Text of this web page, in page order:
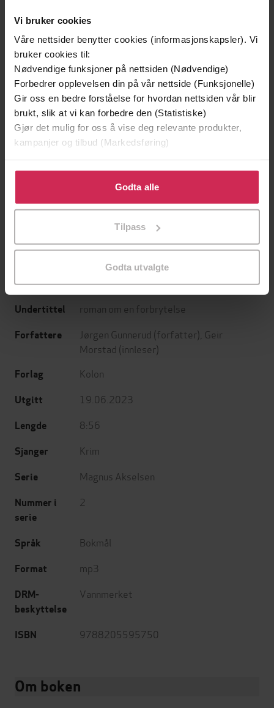
Vi bruker cookies
Våre nettsider benytter cookies (informasjonskapsler). Vi
bruker cookies til:
Nødvendige funksjoner på nettsiden (Nødvendige)
Forbedrer opplevelsen din på vår nettside (Funksjonelle)
Gir oss en bedre forståelse for hvordan nettsiden vår blir
brukt, slik at vi kan forbedre den (Statistiske)
Gjør det mulig for oss å vise deg relevante produkter,
kampanjer og tilbud (Markedsføring)
Klikk på «Godta alle» for å gi oss ditt samtykke til å
bruke cookies for alle disse formålene. Du kan også
tilpasse ditt samtykke til spesifikke formål ved å klikke
Godta alle
Tilpass
Godta utvalgte
Minnesota
LYDBOK
Døde sjeler synger ikke
LYDBOK
Undertittel roman om en forbrytelse
Forfattere Jørgen Gunnerud (forfatter), Geir
Morstad (innleser)
Forlag Kolon
Utgitt 19.06.2023
Lengde 8:56
Sjanger Krim
Serie Magnus Akselsen
Nummer i
serie
2
Språk Bokmål
Format mp3
DRM-
beskyttelse
Vannmerket
ISBN 9788205595750
Om boken